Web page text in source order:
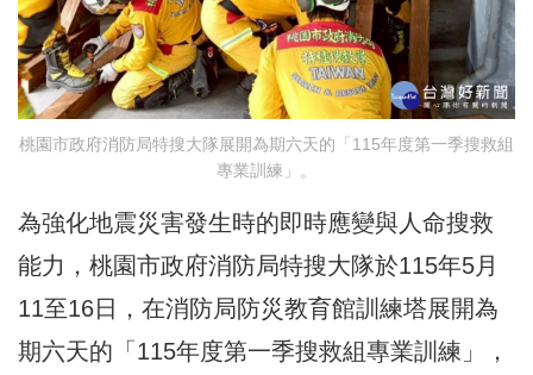
桃園市政府消防局特搜大隊展開為期六天的「115年度第一季搜救組
專業訓練」。
為強化地震災害發生時的即時應變與人命搜救
能力，桃園市政府消防局特搜大隊於115年5月
11至16日，在消防局防災教育館訓練塔展開為
期六天的「115年度第一季搜救組專業訓練」，